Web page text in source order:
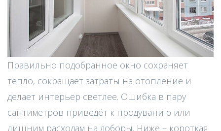
Правильно подобранное окно сохраняет
тепло, сокращает затраты на отопление и
делает интерьер светлее. Ошибка в пару
сантиметров приведёт к продуванию или
лишним расходам на доборы. Ниже – короткая